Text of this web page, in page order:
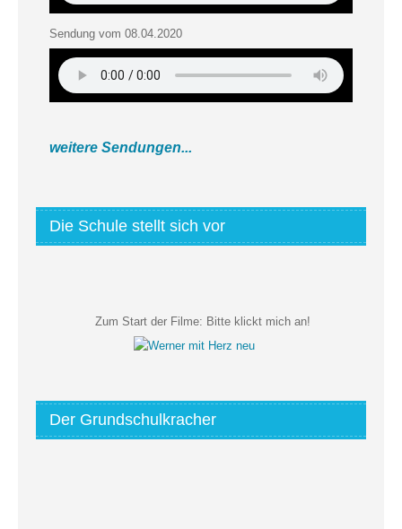
Sendung vom 08.04.2020
weitere Sendungen...
Die Schule stellt sich vor
Zum Start der Filme: Bitte klickt mich an!
Der Grundschulkracher